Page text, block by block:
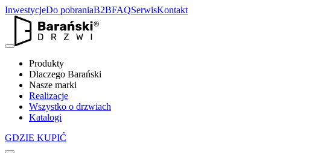
InwestycjeDo pobraniaB2BFAQSerwisKontakt
Produkty
Dlaczego Barański
Nasze marki
Realizacje
Wszystko o drzwiach
Katalogi
GDZIE KUPIĆ